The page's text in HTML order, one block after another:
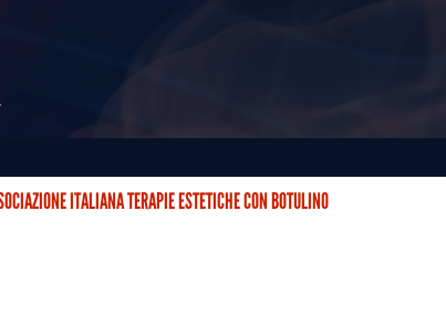
ITALIANA TERAPIE ESTETICHE CON BOTULINO